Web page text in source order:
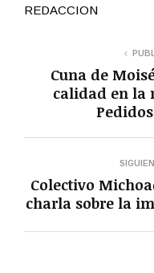
REDACCION
Cuna de
calidad en la
Pedidos
Colectivo
charla sobre la